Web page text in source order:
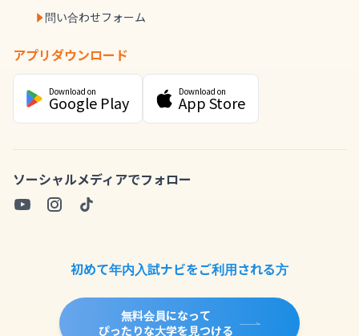
問い合わせフォーム
アプリダウンロード
Download on
Google Play
Download on
App Store
ソーシャルメディアでフォロー
初めて年内入試ナビをご利用される方
無料会員になって
ぴったりな大学を見つける